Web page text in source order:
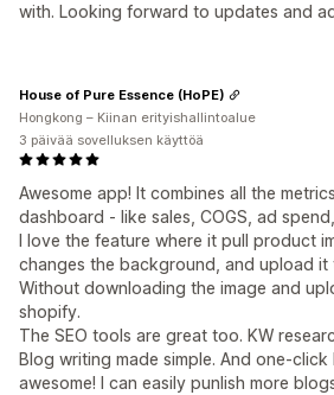
with. Looking forward to updates and
Awesome app! It combines all the
dashboard - like sales, COGS, ad
I love the feature where it pull product
changes the background, and upload it
Without downloading the image and
shopify.
The SEO tools are great too. KW
Blog writing made simple. And one-
awesome! I can easily punlish more
House of Pure Essence (HoPE)
Hongkong – Kiinan erityishallintoalue
3 päivää sovelluksen käyttöä